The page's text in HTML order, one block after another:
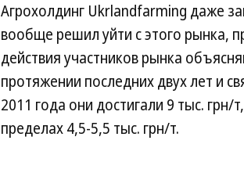
Агрохолдинг Ukrlandfarming даже
вообще решил уйти с этого рынка,
действия участников рынка
протяжении последних двух лет и
2011 года они достигали 9 тыс.
пределах 4,5-5,5 тыс. грн/т.